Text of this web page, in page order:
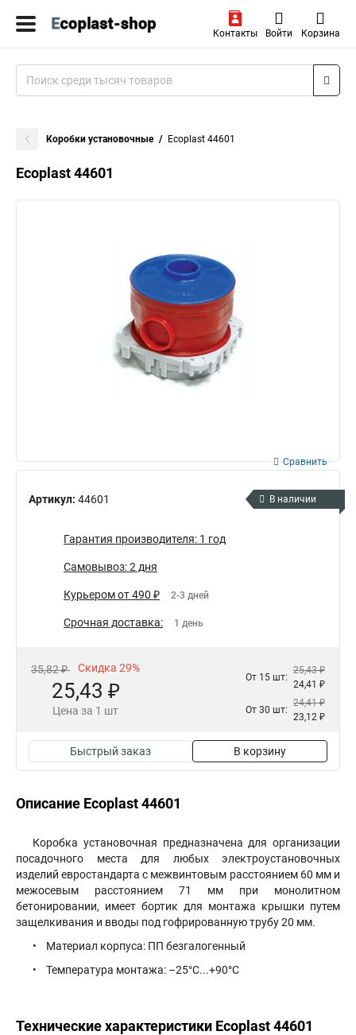
Контакты Войти Корзина
Коробки установочные Ecoplast 44601
Ecoplast 44601
Артикул: 44601
Сравнить
В наличии
Гарантия производителя: 1 год
Самовывоз: 2 дня
Курьером от 490 ₽ 2-3 дней
Срочная доставка: 1 день
35,82 ₽ Скидка 29%
25,43 ₽
Цена за 1 шт
От 15 шт:
25,43 ₽
24,41 ₽
От 30 шт:
24,41 ₽
23,12 ₽
Быстрый заказ В корзину
Описание Ecoplast 44601
Коробка установочная предназначена для организации
посадочного места для любых электроустановочных
изделий евростандарта с межвинтовым расстоянием 60 мм и
межосевым расстоянием 71 мм при монолитном
бетонировании, имеет бортик для монтажа крышки путем
защелкивания и вводы под гофрированную трубу 20 мм.
• Материал корпуса: ПП безгалогенный
• Температура монтажа: –25°C...+90°C
Технические характеристики Ecoplast 44601